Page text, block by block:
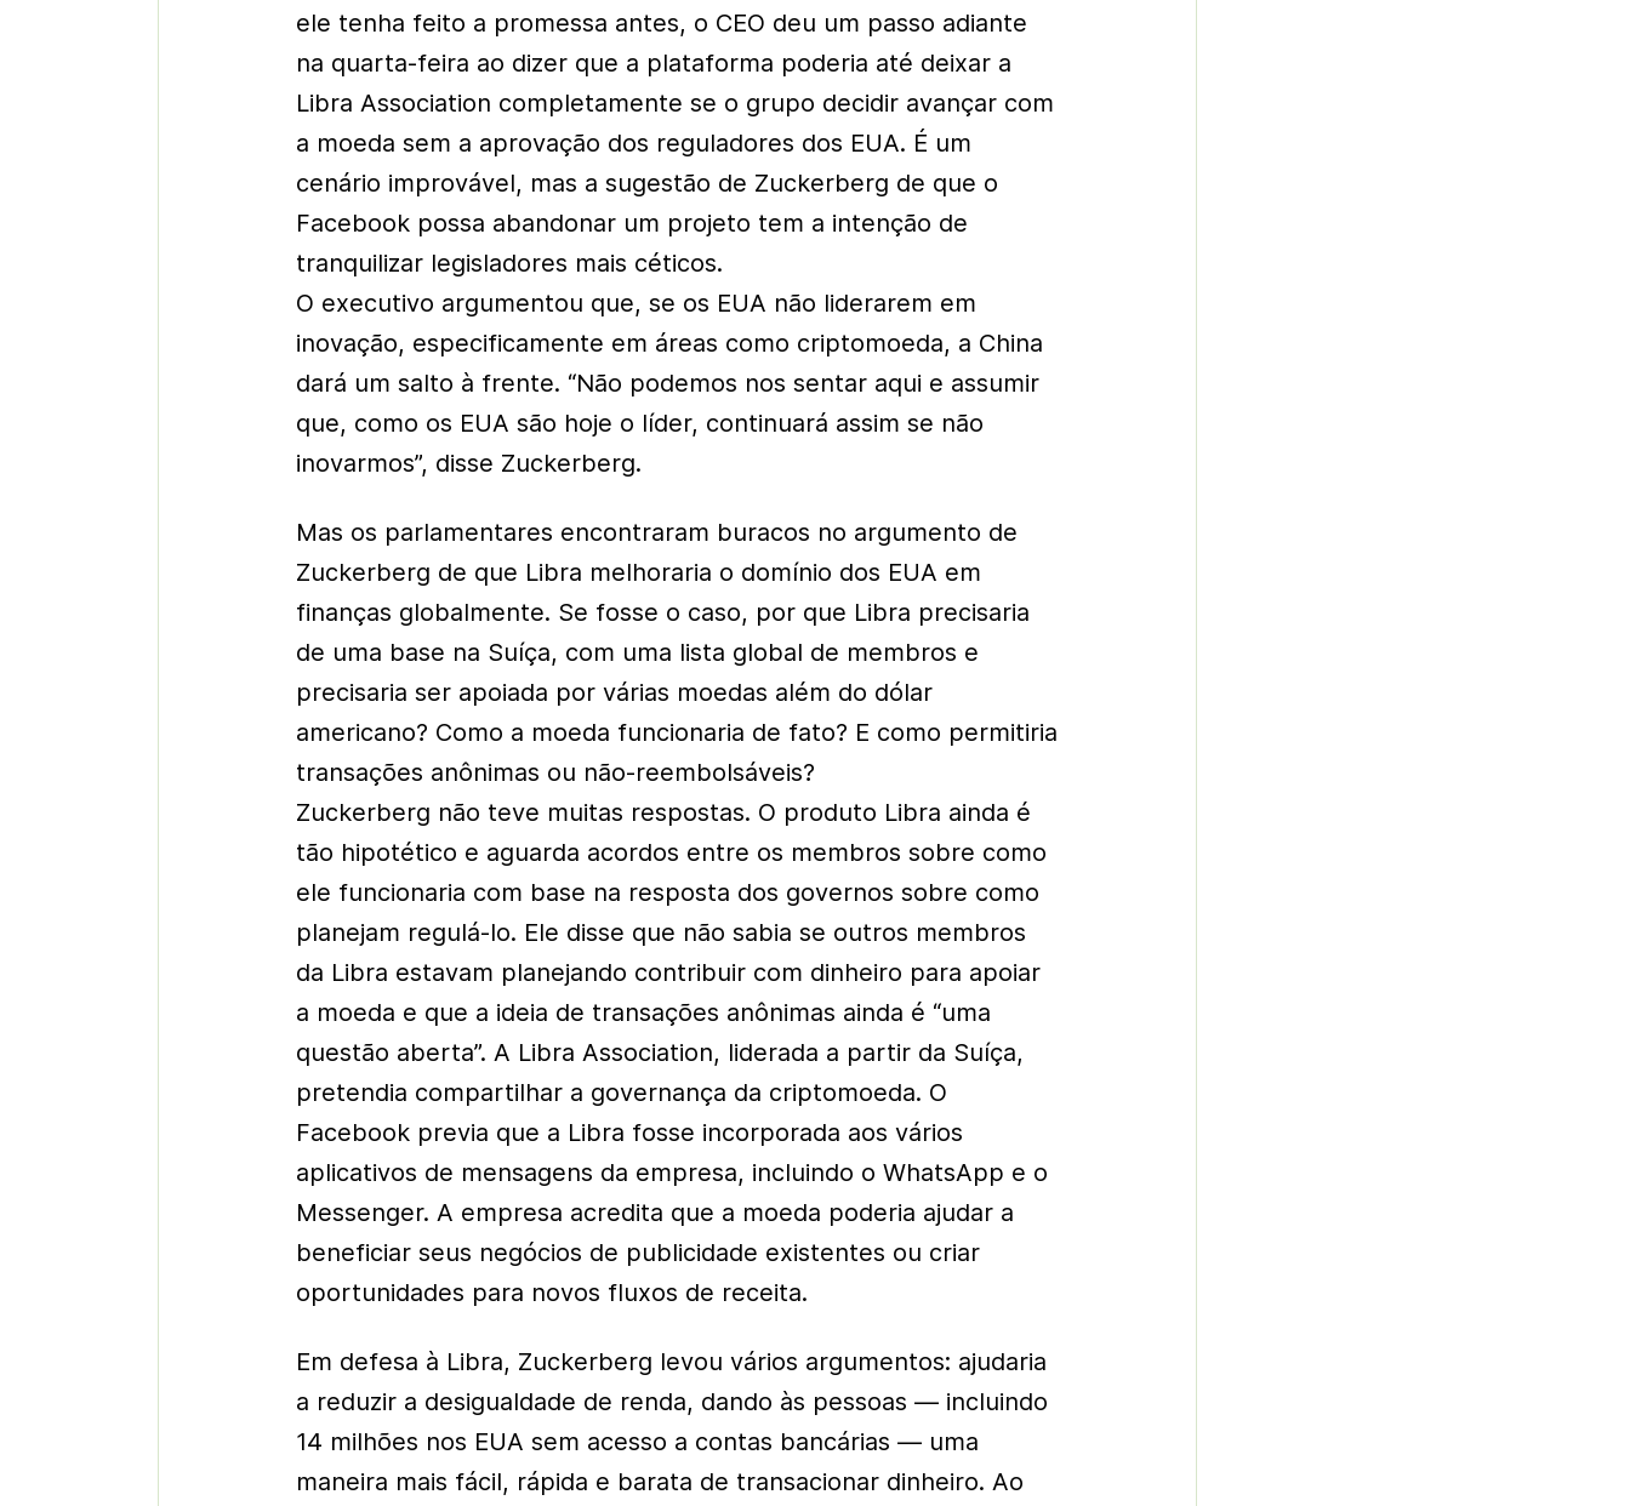
ele tenha feito a promessa antes, o CEO deu um passo adiante
na quarta-feira ao dizer que a plataforma poderia até deixar a
Libra Association completamente se o grupo decidir avançar com
a moeda sem a aprovação dos reguladores dos EUA. É um
cenário improvável, mas a sugestão de Zuckerberg de que o
Facebook possa abandonar um projeto tem a intenção de
tranquilizar legisladores mais céticos.
O executivo argumentou que, se os EUA não liderarem em
inovação, especificamente em áreas como criptomoeda, a China
dará um salto à frente. “Não podemos nos sentar aqui e assumir
que, como os EUA são hoje o líder, continuará assim se não
inovarmos”, disse Zuckerberg.
Mas os parlamentares encontraram buracos no argumento de
Zuckerberg de que Libra melhoraria o domínio dos EUA em
finanças globalmente. Se fosse o caso, por que Libra precisaria
de uma base na Suíça, com uma lista global de membros e
precisaria ser apoiada por várias moedas além do dólar
americano? Como a moeda funcionaria de fato? E como permitiria
transações anônimas ou não-reembolsáveis?
Zuckerberg não teve muitas respostas. O produto Libra ainda é
tão hipotético e aguarda acordos entre os membros sobre como
ele funcionaria com base na resposta dos governos sobre como
planejam regulá-lo. Ele disse que não sabia se outros membros
da Libra estavam planejando contribuir com dinheiro para apoiar
a moeda e que a ideia de transações anônimas ainda é “uma
questão aberta”. A Libra Association, liderada a partir da Suíça,
pretendia compartilhar a governança da criptomoeda. O
Facebook previa que a Libra fosse incorporada aos vários
aplicativos de mensagens da empresa, incluindo o WhatsApp e o
Messenger. A empresa acredita que a moeda poderia ajudar a
beneficiar seus negócios de publicidade existentes ou criar
oportunidades para novos fluxos de receita.
Em defesa à Libra, Zuckerberg levou vários argumentos: ajudaria
a reduzir a desigualdade de renda, dando às pessoas — incluindo
14 milhões nos EUA sem acesso a contas bancárias — uma
maneira mais fácil, rápida e barata de transacionar dinheiro. Ao